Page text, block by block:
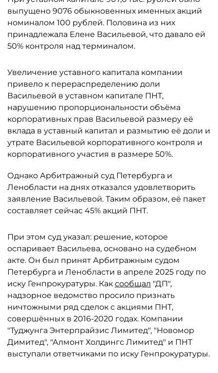
выпущено 9076 обыкновенных именных акций
номиналом 100 рублей. Половина из них
принадлежала Елене Васильевой, что давало ей
50% контроля над терминалом.
Увеличение уставного капитала компании
привело к перераспределению доли
Васильевой в уставном капитале ПНТ,
нарушению пропорциональности объёма
корпоративных прав Васильевой размеру её
вклада в уставный капитал и размытию её доли и
утрате Васильевой корпоративного контроля и
корпоративного участия в размере 50%.
Однако Арбитражный суд Петербурга и
Ленобласти на днях отказался удовлетворить
заявление Васильевой. Таким образом, её пакет
составляет сейчас 45% акций ПНТ.
При этом суд указал: решение, которое
оспаривает Васильева, основано на судебном
акте. Он был принят Арбитражным судом
Петербурга и Ленобласти в апреле 2025 году по
иску Генпрокуратуры. Как сообщал "ДП",
надзорное ведомство просило признать
ничтожными ряд сделок с акциями ПНТ,
совершённых в 2016-2020 годах. Компании
"Туджунга Энтерпрайзис Лимитед", "Новомор
Димитед", "Алмонт Холдингс Лимитед" и ПНТ
выступали ответчиками по иску Генпрокуратуры.